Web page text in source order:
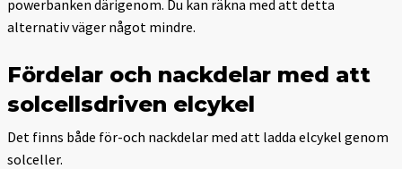
powerbanken därigenom. Du kan räkna med att detta
alternativ väger något mindre.
Fördelar och nackdelar med att
solcellsdriven elcykel
Det finns både för-och nackdelar med att ladda elcykel genom
solceller.